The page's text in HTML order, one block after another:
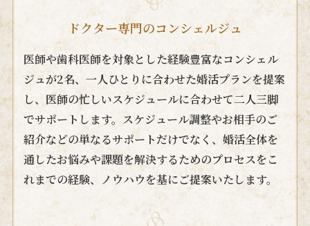
ドクター専門のコンシェルジュ
医師や歯科医師を対象とした経験豊富なコンシェル
ジュが2名、一人ひとりに合わせた婚活プランを提案
し、医師の忙しいスケジュールに合わせて二人三脚
でサポートします。スケジュール調整やお相手のご
紹介などの単なるサポートだけでなく、婚活全体を
通したお悩みや課題を解決するためのプロセスをこ
れまでの経験、ノウハウを基にご提案いたします。